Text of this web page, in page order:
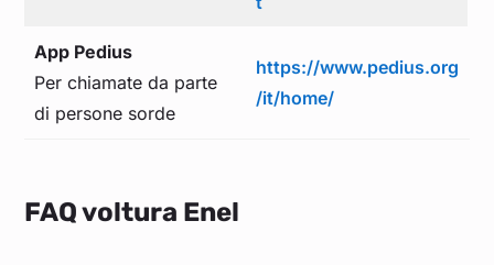
App Pedius
Per chiamate da parte
di persone sorde
https://www.pedius.org
/it/home/
FAQ voltura Enel